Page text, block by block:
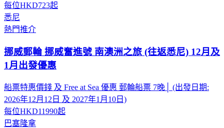
每位HKD723起
悉尼
熱門推介
挪威郵輪 挪威奮進號 南澳洲之旅 (往返悉尼) 12月及
1月出發優惠
船票特惠價錢 及 Free at Sea 優惠 郵輪船票 7晚│ (出發日期:
2026年12月12日 及 2027年1月10日)
每位HKD11990起
巴塞隆拿